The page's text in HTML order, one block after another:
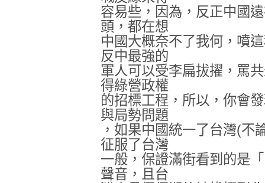
容易些，因為，反正中國
頭，都在想
中國大概奈不了我何，噴
反中最強的
軍人可以受李扁拔擢，罵
得綠營政權
的招標工程，所以，你會
與局勢問題
，如果中國統一了台灣(不
征服了台灣
一般，保證滿街看到的是
聲音，且台